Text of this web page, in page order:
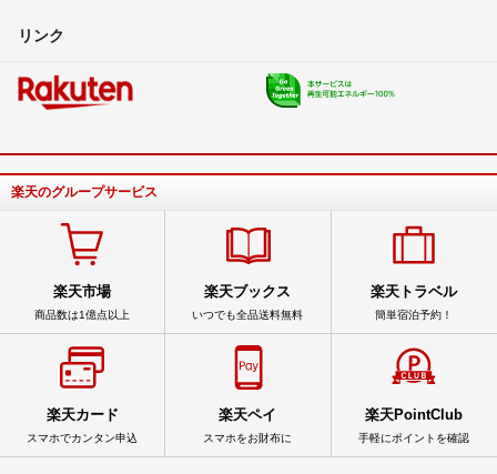
リンク
楽天のグループサービス
楽天市場
商品数は1億点以上
楽天ブックス
いつでも全品送料無料
楽天トラベル
簡単宿泊予約！
楽天カード
スマホでカンタン申込
楽天ペイ
スマホをお財布に
楽天PointClub
手軽にポイントを確認